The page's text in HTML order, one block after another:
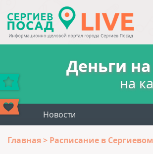
Деньги
на
Новости
Главная Расписание в